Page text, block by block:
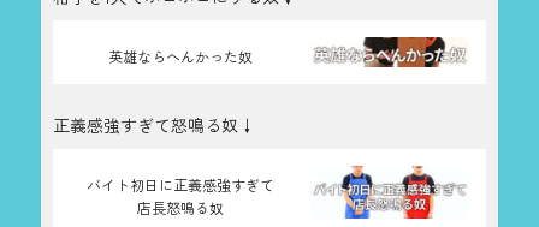
英雄ならへんかった奴
正義感強すぎて怒鳴る奴↓
バイト初日に正義感強すぎて
店長怒鳴る奴